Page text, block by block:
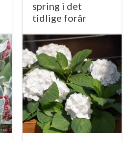
spring i det
tidlige forår